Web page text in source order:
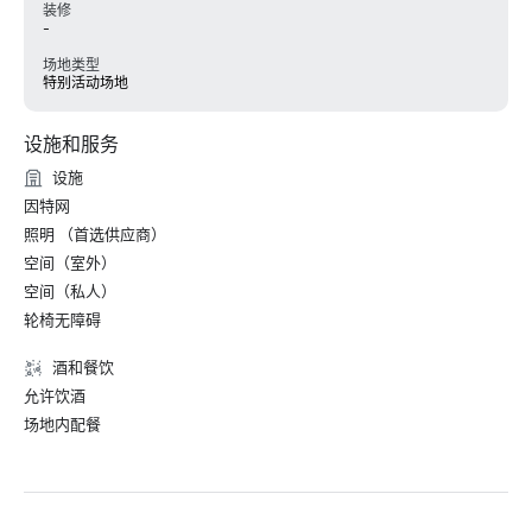
装修
-
场地类型
特别活动场地
设施和服务
设施
因特网
照明 （首选供应商）
空间（室外）
空间（私人）
轮椅无障碍
酒和餐饮
允许饮酒
场地内配餐